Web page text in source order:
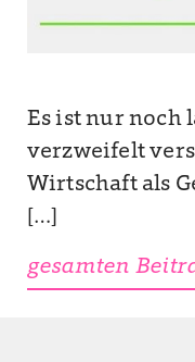
Es ist nur noch
verzweifelt
Wirtschaft als
[…]
gesamten